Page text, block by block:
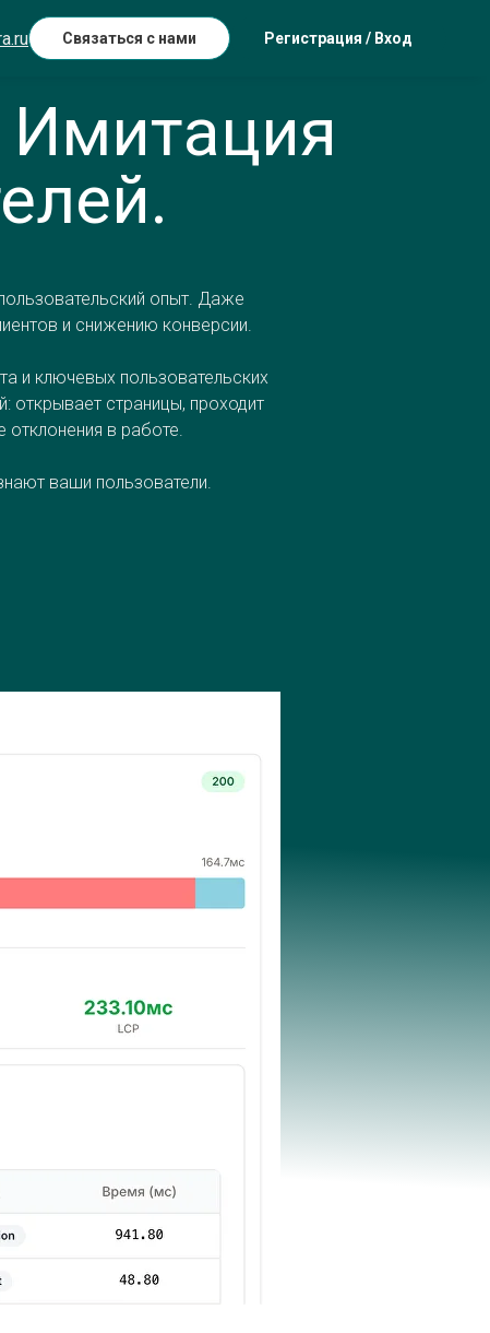
Связаться с нами Регистрация / Вход
Имитация
опыт. Даже
и снижению конверсии.
и ключевых пользовательских
открывает страницы, проходит
в работе.
ваши пользователи.